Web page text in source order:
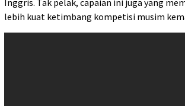
Inggris. Tak pelak, capaian ini juga yang
lebih kuat ketimbang kompetisi musim